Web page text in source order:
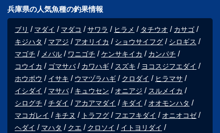
兵庫県の人気魚種の釣果情報
ブリ マダイ マダコ サワラ ヒラメ タチウオ
カサゴ
キジハタ
マアジ アオリイカ ショウサイフグ
シロギス
マゴチ
メバル ワニゴチ ケンサキイカ
カンパチ
コウイカ
ゴマサバ カワハギ スズキ
ヨコスジフエダイ
ホウボウ
イサキ ウマヅラハギ クロダイ
ヒラマサ
イシダイ
マサバ キュウセン オニアジ
スルメイカ
シログチ
チダイ アカアマダイ キダイ
オオモンハタ
マコガレイ
キチヌ トラフグ フエフキダイ
オニオコゼ
ヘダイ
マハタ クエ クロソイ
イトヨリダイ